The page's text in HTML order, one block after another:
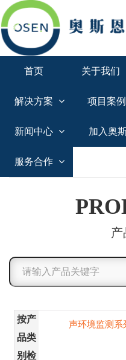
首页 关于我们
解决方案 项目案例
新闻中心 加入奥
服务合作
产
按产
品类
别检
声环境监测系